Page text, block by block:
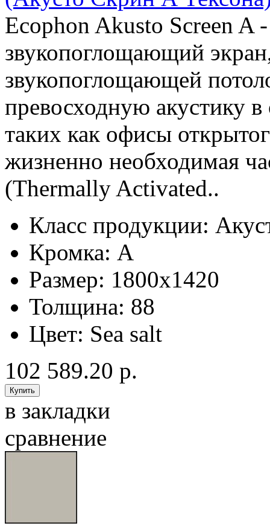
Ecophon Akusto Screen A
звукопоглощающий
звукопоглощающей
превосходную акустику
таких как офисы
жизненно необходимая
(Thermally Activated..
Класс продукции:
Кромка: A
Размер: 1800x1420
Толщина: 88
Цвет: Sea salt
102 589.20 р.
в закладки
сравнение